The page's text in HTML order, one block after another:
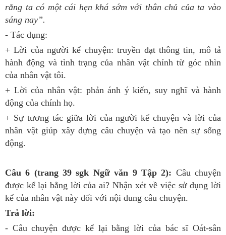
rằng ta có một cái hẹn khá sớm với thân chủ của ta vào
sáng nay”.
- Tác dụng:
+ Lời của người kể chuyện: truyền đạt thông tin, mô tả
hành động và tình trạng của nhân vật chính từ góc nhìn
của nhân vật tôi.
+ Lời của nhân vật: phản ánh ý kiến, suy nghĩ và hành
động của chính họ.
+ Sự tương tác giữa lời của người kể chuyện và lời của
nhân vật giúp xây dựng câu chuyện và tạo nên sự sống
động.
Câu 6 (trang 39 sgk Ngữ văn 9 Tập 2): Câu chuyện
được kể lại bằng lời của ai? Nhận xét về việc sử dụng lời
kể của nhân vật này đối với nội dung câu chuyện.
Trả lời:
- Câu chuyện được kể lại bằng lời của bác sĩ Oát-sân